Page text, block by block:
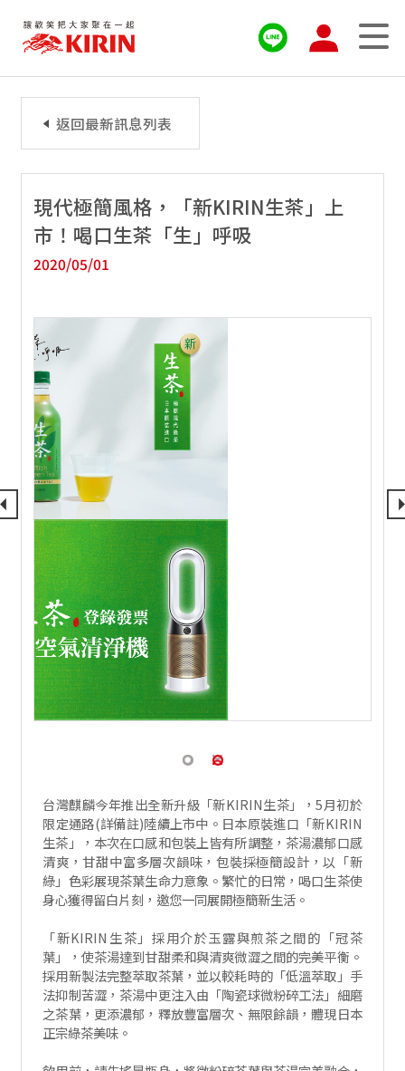
現代極簡風格，「新KIRIN生茶」上
市！喝口生茶「生」呼吸
2020/05/01
台灣麒麟今年推出全新升級「新KIRIN生茶」，5月初於
限定通路(詳備註)陸續上市中。日本原裝進口「新KIRIN
生茶」，本次在口感和包裝上皆有所調整，茶湯濃郁口感
清爽，甘甜中富多層次韻味，包裝採極簡設計，以「新
綠」色彩展現茶葉生命力意象。繁忙的日常，喝口生茶使
身心獲得留白片刻，邀您一同展開極簡新生活。
「新KIRIN生茶」採用介於玉露與煎茶之間的「冠茶
葉」，使茶湯達到甘甜柔和與清爽微澀之間的完美平衡。
採用新製法完整萃取茶葉，並以較耗時的「低溫萃取」手
法抑制苦澀，茶湯中更注入由「陶瓷球微粉碎工法」細磨
之茶葉，更添濃郁，釋放豐富層次、無限餘韻，體現日本
正宗綠茶美味。
返回最新訊息列表